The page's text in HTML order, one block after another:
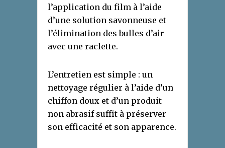
l’application du film à l’aide
d’une solution savonneuse et
l’élimination des bulles d’air
avec une raclette.
L’entretien est simple : un
nettoyage régulier à l’aide d’un
chiffon doux et d’un produit
non abrasif suffit à préserver
son efficacité et son apparence.